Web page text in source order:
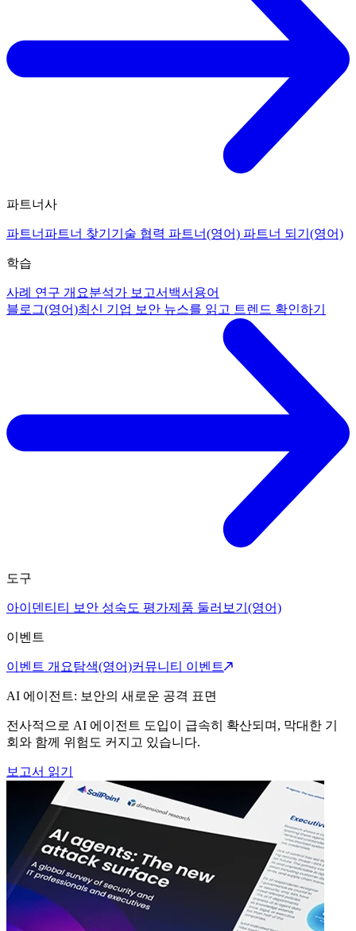
파트너사
파트너 파트너 찾기 기술 협력 파트너(영어) 파트너 되기(영어)
학습
사례 연구 개요분석가 보고서 백서 용어
블로그(영어)최신 기업 보안 뉴스를 읽고 트렌드 확인하기
도구
아이덴티티 보안 성숙도 평가제품 둘러보기(영어)
이벤트
이벤트 개요탐색(영어)커뮤니티 이벤트
AI 에이전트: 보안의 새로운 공격 표면
전사적으로 AI 에이전트 도입이 급속히 확산되며, 막대한 기
회와 함께 위험도 커지고 있습니다.
보고서 읽기